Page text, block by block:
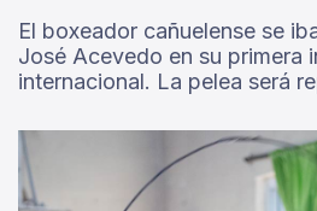
El boxeador cañuelense se
José Acevedo en su primera
internacional. La pelea será